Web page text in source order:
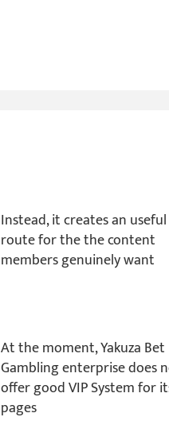
Instead, it creates an useful
route for the the content
members genuinely want
At the moment, Yakuza Bet
Gambling enterprise does
offer good VIP System for
pages